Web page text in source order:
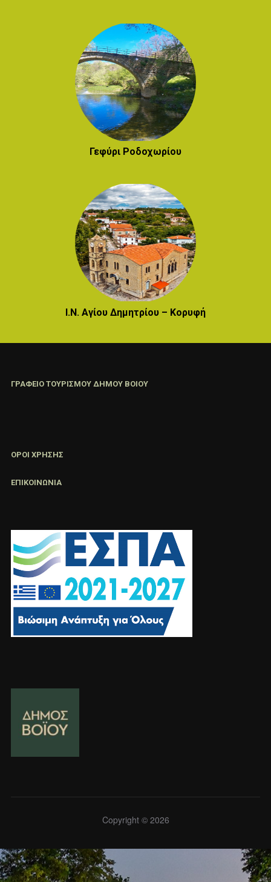
Γεφύρι Ροδοχωρίου
Ι.Ν. Αγίου Δημητρίου – Κορυφή
ΓΡΑΦΕΙΟ ΤΟΥΡΙΣΜΟΥ ΔΗΜΟΥ ΒΟΙΟΥ
ΟΡΟΙ ΧΡΗΣΗΣ
ΕΠΙΚΟΙΝΩΝΙΑ
Copyright © 2026